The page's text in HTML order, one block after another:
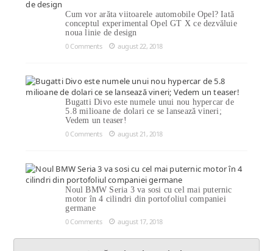
Cum vor arăta viitoarele automobile Opel? Iată
conceptul experimental Opel GT X ce dezvăluie
noua linie de design
0 Comments
august 22, 2018
Bugatti Divo este numele unui nou hypercar de
5.8 milioane de dolari ce se lansează vineri;
Vedem un teaser!
0 Comments
august 21, 2018
Noul BMW Seria 3 va sosi cu cel mai puternic
motor în 4 cilindri din portofoliul companiei
germane
0 Comments
august 17, 2018